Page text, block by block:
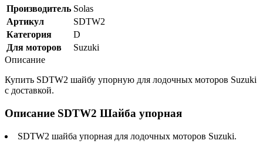
Производитель Solas
Артикул
SDTW2
Категория
D
Для моторов
Suzuki
Описание
Купить SDTW2 шайбу упорную для лодочных моторов Suzuki
c доставкой.
Описание SDTW2 Шайба упорная
SDTW2 шайба упорная для лодочных моторов Suzuki.